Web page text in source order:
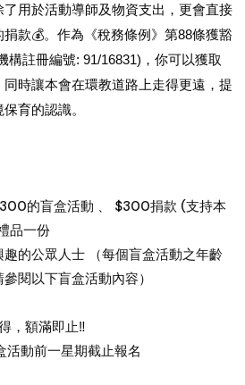
了用於活動導師及物資支出，更會直接
捐款💰。作為《稅務條例》第88條獲豁
構註冊編號: 91/16831)，你可以獲取
時讓本會在環教道路上走得更遠，提
育的認識。
的盲盒活動 、 $300捐款 (支持本
品一份
的公眾人士 （每個盲盒活動之年齡
閱以下盲盒活動內容）
，額滿即止‼️
動前一星期截止報名